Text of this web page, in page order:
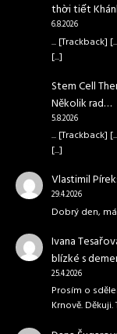
thời tiết
6.8.2026
... [Trackback]
[...]
Stem Cell
Několik rad…
5.8.2026
... [Trackback]
[...]
Vlastimil Pírek
29.4.2026
Dobrý den,
Ivana
blízké s
25.4.2026
Prosím o
Krnově. Děkuji.